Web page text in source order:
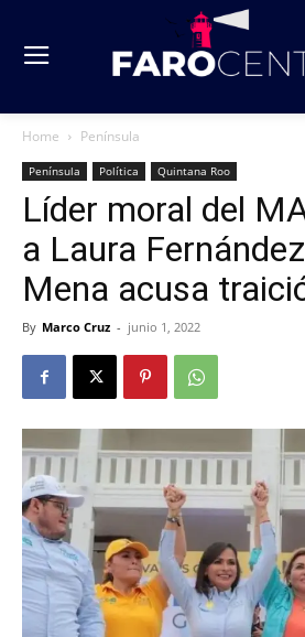
Home Península
Península Política Quintana Roo
Líder moral del
a Laura
Mena acusa
By Marco Cruz - junio 1, 2022